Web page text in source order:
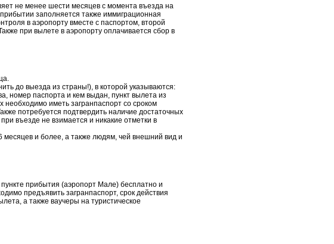
не менее шести месяцев с момента въезда на
заполняется также иммиграционная
в аэропорту вместе с паспортом, второй
при вылете в аэропорту оплачивается сбор в
до выезда из страны!), в которой указываются:
номер паспорта и кем выдан, пункт вылета из
необходимо иметь загранпаспорт со сроком
потребуется подтвердить наличие достаточных
въезде не взимается и никакие отметки в
и более, а также людям, чей внешний вид и
прибытия (аэропорт Мале) бесплатно и
предъявить загранпаспорт, срок действия
а также ваучеры на туристическое